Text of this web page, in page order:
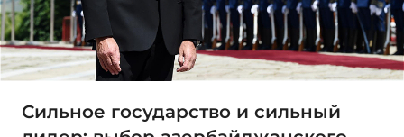
Сильное государство и сильный